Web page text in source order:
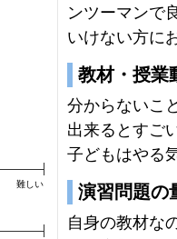
難しい
ンツーマンで
いけない方に
教材・授業
分からないこ
出来るとすご
子どもはやる
演習問題の
自身の教材な